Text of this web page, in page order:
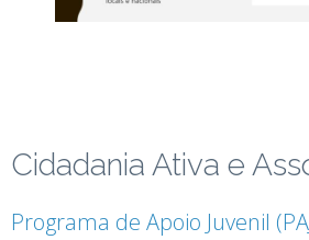
Cidadania Ativa e
Programa de Apoio Juvenil